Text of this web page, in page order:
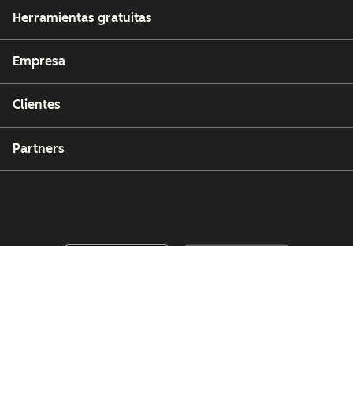
Herramientas gratuitas
Empresa
Clientes
Partners